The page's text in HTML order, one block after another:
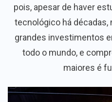
pois, apesar de haver
tecnológico há décadas,
grandes investimentos
todo o mundo, e
maiores é